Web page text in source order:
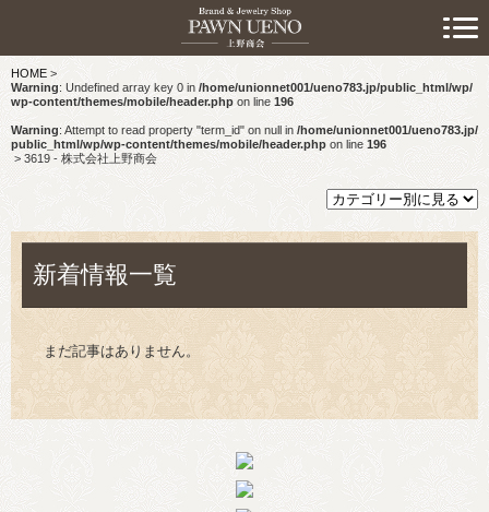
HOME >
Warning: Undefined array key 0 in /home/unionnet001/ueno783.jp/public_html/wp/
wp-content/themes/mobile/header.php on line 196
Warning: Attempt to read property "term_id" on null in /home/unionnet001/ueno783.jp/
public_html/wp/wp-content/themes/mobile/header.phpon line196
> 3619 - 株式会社上野商会
新着情報一覧
まだ記事はありません。
> 初めての方へ
> 預けたい方
> 売りたい方
> 買いたい方
> 取り扱い品目
> スタッフおすすめ情報
> お知らせ
> キャンペーン情報
> 会社概要